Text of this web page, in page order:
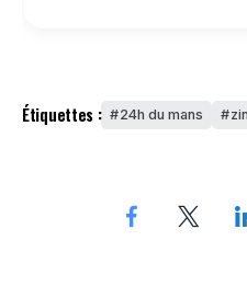
Étiquettes : 24h du mans